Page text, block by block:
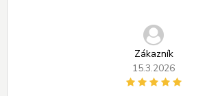
Zákazník
15.3.2026